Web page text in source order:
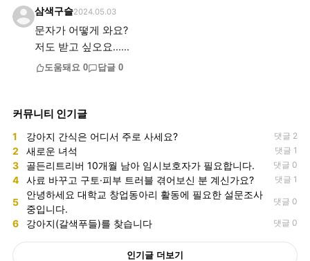
삼색구슬2024.05.03
문자가 어떻게 와요?
저도 받고 싶오요......
도움돼요 0 답글 0
커뮤니티 인기글
1 강아지 간식은 어디서 주로 사세요? 댓글 2
2 새로운 녀석 댓글 1
3 골든리트리버 10개월 남아 임시보호자가 필요합니다. 댓글 0
4 사료 바꾸고 구토·피부 트러블 겪어보신 분 계신가요? 댓글 1
5
안녕하세요 대학교 창업동아리 활동에 필요한 설문조사
중입니다.
댓글 0
6 강아지(갈색푸들)를 찾습니다 댓글 0
인기글 더보기